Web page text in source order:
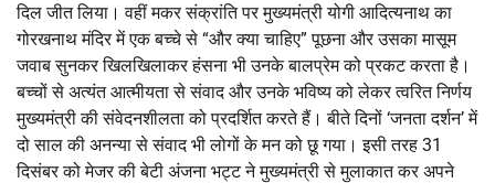
दिल जीत लिया। वहीं मकर संक्रांति पर मुख्यमंत्री योगी आदित्यनाथ का
गोरखनाथ मंदिर में एक बच्चे से “और क्या चाहिए” पूछना और उसका मासूम
जवाब सुनकर खिलखिलाकर हंसना भी उनके बालप्रेम को प्रकट करता है।
बच्चों से अत्यंत आत्मीयता से संवाद और उनके भविष्य को लेकर त्वरित निर्णय
मुख्यमंत्री की संवेदनशीलता को प्रदर्शित करते हैं। बीते दिनों ‘जनता दर्शन’ में
दो साल की अनन्या से संवाद भी लोगों के मन को छू गया। इसी तरह 31
दिसंबर को मेजर की बेटी अंजना भट्ट ने मुख्यमंत्री से मुलाकात कर अपने